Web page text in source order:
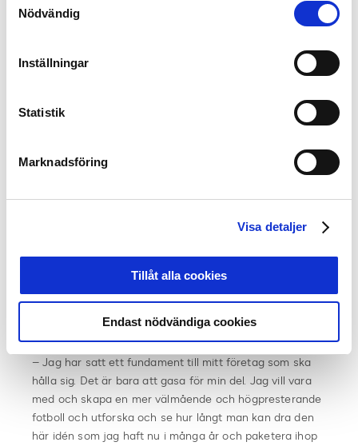
Nödvändig
Inställningar
Statistik
Marknadsföring
Visa detaljer
Tillåt alla cookies
Endast nödvändiga cookies
brinner för. Om det skulle visa sig vara mot fotboll så är
kunna stå emot de som vill utnyttja ens namn och ser
ett värde i ens namn. Det har vi pratat om mycket på
– Jag är kvar inom fotbollen nu som en av ledarna i IFK
jag med försäkringar för jag ville då inte beblanda mig
med fotbollen. Sedan kom suget tillbaka. Idag är det kul
att vara tillbaka inom fotbollens värld, men det är bra att
Givande utbildning
elitfotbollsspelarna för att sedan sätta igång på allvar
med vad de vill jobba vidare med till hösten.
– Jag har satt ett fundament till mitt företag som ska
hålla sig. Det är bara att gasa för min del. Jag vill vara
med och skapa en mer välmående och högpresterande
fotboll och utforska och se hur långt man kan dra den
här idén som jag haft nu i många år och paketera ihop